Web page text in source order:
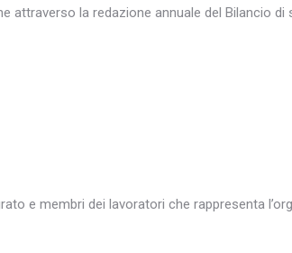
attraverso la redazione annuale del Bilancio di
e membri dei lavoratori che rappresenta